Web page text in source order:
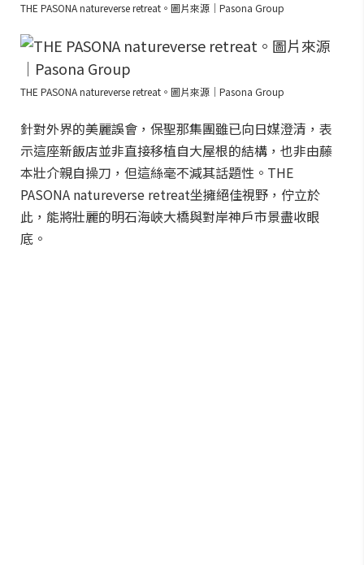
THE PASONA natureverse retreat。圖片來源｜Pasona Group
THE PASONA natureverse retreat。圖片來源｜Pasona Group
針對外界的美麗誤會，保聖那集團雖已向日媒澄清，表
示這座新飯店並非直接移植自大屋根的結構，也非由藤
本壯介親自操刀，但這絲毫不減其話題性。THE
PASONA natureverse retreat坐擁絕佳視野，佇立於
此，能將壯麗的明石海峽大橋與對岸神戶市景盡收眼
底。